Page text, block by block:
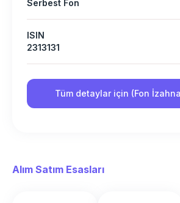
Serbest Fon
ISIN
2313131
Tüm detaylar için (Fon
Alım Satım Esasları